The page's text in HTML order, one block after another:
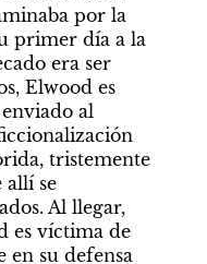
por la
primer día a la
era ser
Elwood es
al
tristemente
allí se
Al llegar,
es víctima de
en su defensa